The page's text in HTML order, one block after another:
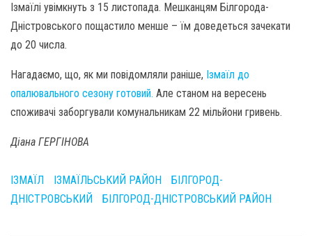
Ізмаїлі увімкнуть з 15 листопада. Мешканцям Білгорода-
Дністровського пощастило менше – їм доведеться зачекати
до 20 числа.
Нагадаємо, що, як ми повідомляли раніше, Ізмаїл до
опалювального сезону готовий. Але станом на вересень
споживачі заборгували комунальникам 22 мільйони гривень.
Діана ГЕРГІНОВА
ІЗМАЇЛ ІЗМАЇЛЬСЬКИЙ РАЙОН
БІЛГОРОД-
ДНІСТРОВСЬКИЙ
БІЛГОРОД-ДНІСТРОВСЬКИЙ РАЙОН